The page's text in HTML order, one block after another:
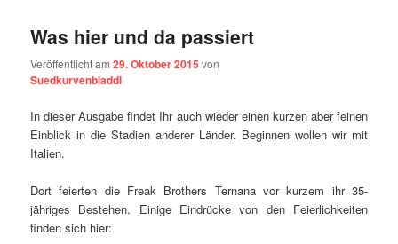
Was hier und da passiert
Veröffentlicht am29. Oktober 2015 von
Suedkurvenbladdl
In dieser Ausgabe findet Ihr auch wieder einen kurzen aber feinen
Einblick in die Stadien anderer Länder. Beginnen wollen wir mit
Italien.
Dort feierten die Freak Brothers Ternana vor kurzem ihr 35-
jähriges Bestehen. Einige Eindrücke von den Feierlichkeiten
finden sich hier: